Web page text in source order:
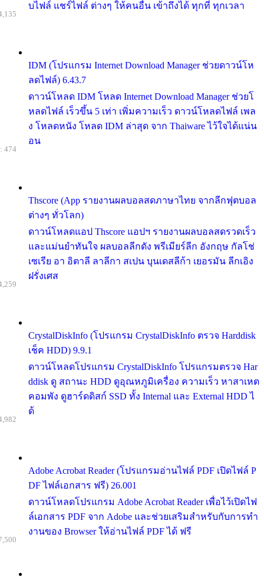
บไฟล์ แชร์ไฟล์ ต่างๆ ให้คนอื่น เข้าถึงได้ ทุกที่ ทุกเวลา
IDM (โปรแกรม Internet Download Manager ช่วยดาวน์โห
ลดไฟล์) 6.43.7
ดาวน์โหลด IDM โหลด Internet Download Manager ช่วยโ
หลดไฟล์ เร็วขึ้น 5 เท่า เพิ่มความเร็ว ดาวน์โหลดไฟล์ เพล
ง โหลดหนัง โหลด IDM ล่าสุด จาก Thaiware ไว้ใจได้แน่น
อน
Thscore (App รายงานผลบอลสดภาษาไทย จากลีกฟุตบอล
ต่างๆ ทั่วโลก)
ดาวน์โหลดแอป Thscore แอปฯ รายงานผลบอลสดรวดเร็ว
และแม่นยำทันใจ ผลบอลลีกดัง พรีเมียร์ลีก อังกฤษ กัลโช่
เซเรีย อา อิตาลี ลาลีกา สเปน บุนเดสลีก้า เยอรมัน ลีกเอิง
ฝรั่งเศส
474
CrystalDiskInfo (โปรแกรม CrystalDiskInfo ตรวจ Harddisk
เช็ค HDD) 9.9.1
ดาวน์โหลดโปรแกรม CrystalDiskInfo โปรแกรมตรวจ Har
ddisk ดู สถานะ HDD ดูอุณหภูมิเครื่อง ความเร็ว หาสาเหต
คอมพัง ดูฮาร์ดดิสก์ SSD ทั้ง Internal และ External HDD ไ
ด้
Adobe Acrobat Reader (โปรแกรมอ่านไฟล์ PDF เปิดไฟล์ P
DF ไฟล์เอกสาร ฟรี) 26.001
ดาวน์โหลดโปรแกรม Adobe Acrobat Reader เพื่อไว้เปิดไฟ
ล์เอกสาร PDF จาก Adobe และช่วยเสริมสำหรับกับการทำ
งานของ Browser ให้อ่านไฟล์ PDF ได้ ฟรี